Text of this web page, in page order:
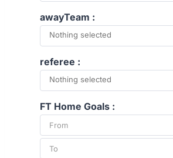
awayTeam :
Nothing selected
referee :
Nothing selected
FT Home Goals :